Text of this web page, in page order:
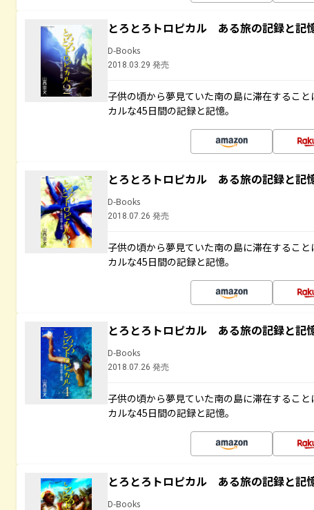
とろとろトロピカル ある旅の記録と
D-Books
2018.03.29 発売
子供の頃から夢見ていた南の島に滞在するこ
カルな45日間の記録と記憶。
とろとろトロピカル ある旅の記録と
D-Books
2018.07.26 発売
子供の頃から夢見ていた南の島に滞在するこ
カルな45日間の記録と記憶。
とろとろトロピカル ある旅の記録と
D-Books
2018.07.26 発売
子供の頃から夢見ていた南の島に滞在するこ
カルな45日間の記録と記憶。
とろとろトロピカル ある旅の記録と
D-Books